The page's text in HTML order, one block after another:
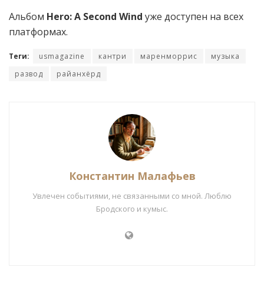
Альбом Hero: A Second Wind уже доступен на всех
платформах.
Теги: usmagazine кантри маренморрис
музыка
развод
райанхёрд
Константин Малафьев
Увлечен событиями, не связанными со мной. Люблю
Бродского и кумыс.